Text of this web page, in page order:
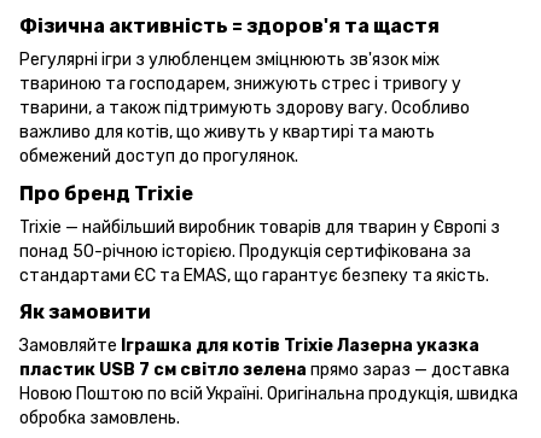
Фізична активність = здоров'я та щастя
Регулярні ігри з улюбленцем зміцнюють зв'язок між
твариною та господарем, знижують стрес і тривогу у
тварини, а також підтримують здорову вагу. Особливо
важливо для котів, що живуть у квартирі та мають
обмежений доступ до прогулянок.
Про бренд Trixie
Trixie — найбільший виробник товарів для тварин у Європі з
понад 50-річною історією. Продукція сертифікована за
стандартами ЄС та EMAS, що гарантує безпеку та якість.
Як замовити
Замовляйте Іграшка для котів Trixie Лазерна указка
пластик USB 7 см світло зелена прямо зараз — доставка
Новою Поштою по всій Україні. Оригінальна продукція, швидка
обробка замовлень.